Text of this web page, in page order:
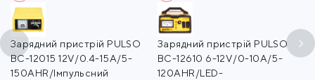
Зарядний пристрій PULSO
BC-12015 12V/0.4-15A/5-
150AHR/Iмпульсний
Зарядний пристрій PULSO
BC-12610 6-12V/0-10A/5-
120AHR/LED-